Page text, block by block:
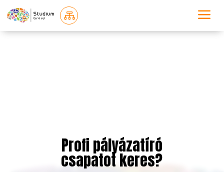
 a
Profi pályázatíró
csapatot keres?